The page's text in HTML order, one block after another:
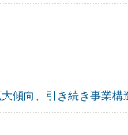
傾向、引き続き事業